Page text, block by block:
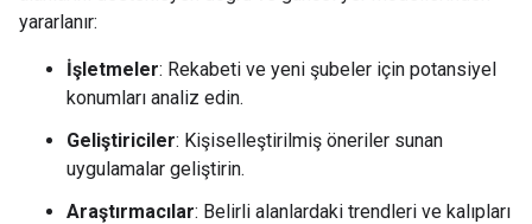
yararlanır:
İşletmeler: Rekabeti ve yeni şubeler için potansiyel
konumları analiz edin.
Geliştiriciler: Kişiselleştirilmiş öneriler sunan
uygulamalar geliştirin.
Araştırmacılar: Belirli alanlardaki trendleri ve kalıpları